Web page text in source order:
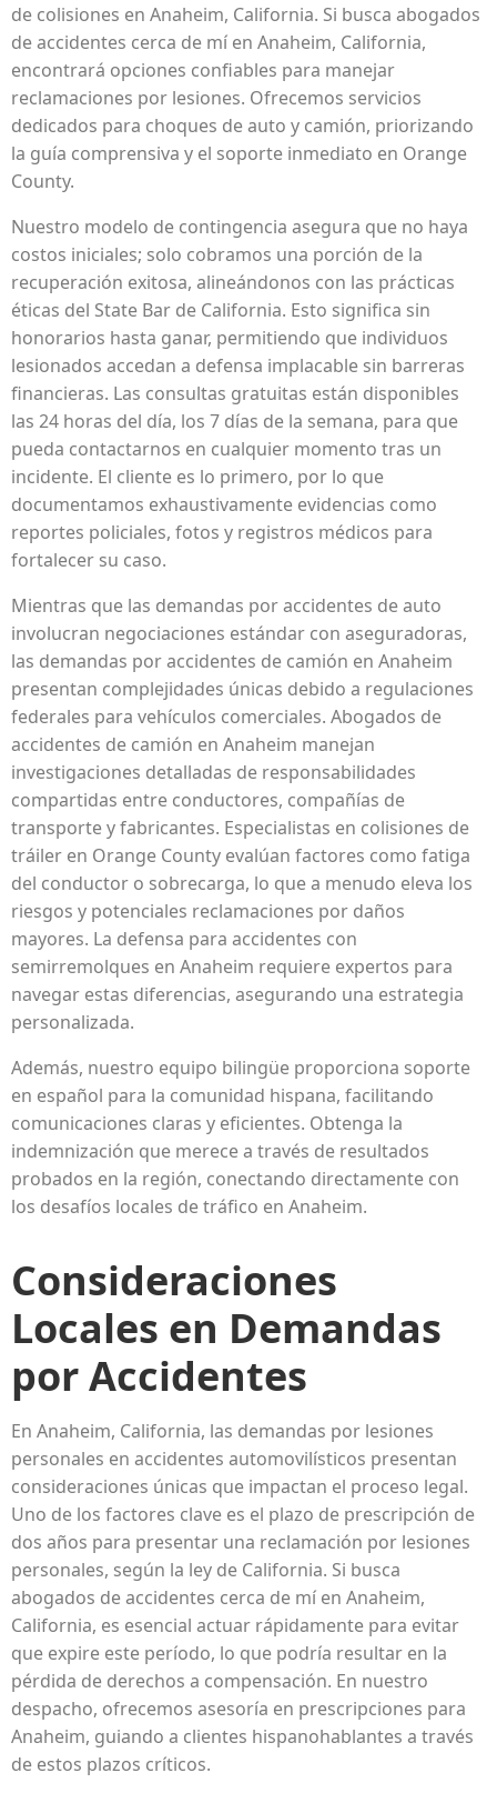
de colisiones en Anaheim, California. Si busca abogados
de accidentes cerca de mí en Anaheim, California,
encontrará opciones confiables para manejar
reclamaciones por lesiones. Ofrecemos servicios
dedicados para choques de auto y camión, priorizando
la guía comprensiva y el soporte inmediato en Orange
County.
Nuestro modelo de contingencia asegura que no haya
costos iniciales; solo cobramos una porción de la
recuperación exitosa, alineándonos con las prácticas
éticas del State Bar de California. Esto significa sin
honorarios hasta ganar, permitiendo que individuos
lesionados accedan a defensa implacable sin barreras
financieras. Las consultas gratuitas están disponibles
las 24 horas del día, los 7 días de la semana, para que
pueda contactarnos en cualquier momento tras un
incidente. El cliente es lo primero, por lo que
documentamos exhaustivamente evidencias como
reportes policiales, fotos y registros médicos para
fortalecer su caso.
Mientras que las demandas por accidentes de auto
involucran negociaciones estándar con aseguradoras,
las demandas por accidentes de camión en Anaheim
presentan complejidades únicas debido a regulaciones
federales para vehículos comerciales. Abogados de
accidentes de camión en Anaheim manejan
investigaciones detalladas de responsabilidades
compartidas entre conductores, compañías de
transporte y fabricantes. Especialistas en colisiones de
tráiler en Orange County evalúan factores como fatiga
del conductor o sobrecarga, lo que a menudo eleva los
riesgos y potenciales reclamaciones por daños
mayores. La defensa para accidentes con
semirremolques en Anaheim requiere expertos para
navegar estas diferencias, asegurando una estrategia
personalizada.
Además, nuestro equipo bilingüe proporciona soporte
en español para la comunidad hispana, facilitando
comunicaciones claras y eficientes. Obtenga la
indemnización que merece a través de resultados
probados en la región, conectando directamente con
los desafíos locales de tráfico en Anaheim.
Consideraciones
Locales en Demandas
por Accidentes
En Anaheim, California, las demandas por lesiones
personales en accidentes automovilísticos presentan
consideraciones únicas que impactan el proceso legal.
Uno de los factores clave es el plazo de prescripción de
dos años para presentar una reclamación por lesiones
personales, según la ley de California. Si busca
abogados de accidentes cerca de mí en Anaheim,
California, es esencial actuar rápidamente para evitar
que expire este período, lo que podría resultar en la
pérdida de derechos a compensación. En nuestro
despacho, ofrecemos asesoría en prescripciones para
Anaheim, guiando a clientes hispanohablantes a través
de estos plazos críticos.